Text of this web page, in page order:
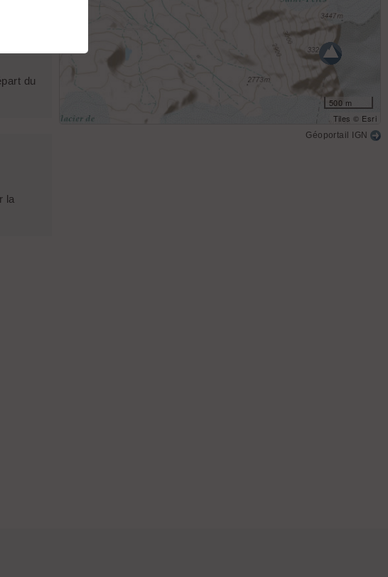
du
la
500 m
Tiles © Esri
Géoportail IGN